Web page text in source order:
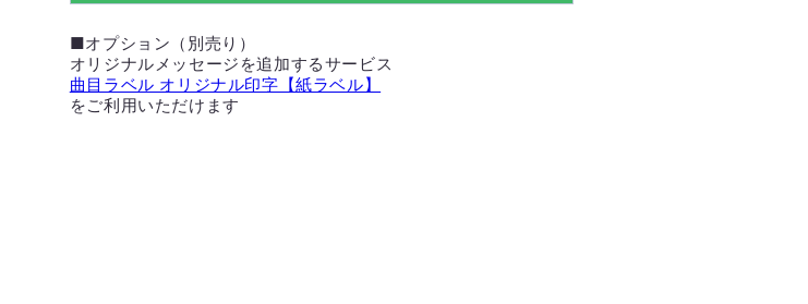
す
す
■オプション（別売り）
オリジナルメッセージを追加するサービス
曲目ラベル オリジナル印字【紙ラベル】
をご利用いただけます